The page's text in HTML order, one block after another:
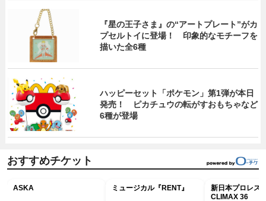
『星の王子さま』の“アートプレート”がカ
プセルトイに登場！ 印象的なモチーフを
描いた全6種
ハッピーセット「ポケモン」第1弾が本日
発売！ ピカチュウの転がすおもちゃなど
6種が登場
おすすめチケット
ASKA ミュージカル『RENT』
新日本プロレス
CLIMAX 36